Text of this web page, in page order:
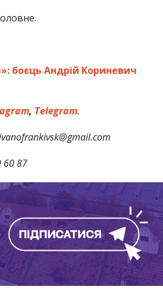
боєць Андрій Кориневич
, Telegram.
60 87